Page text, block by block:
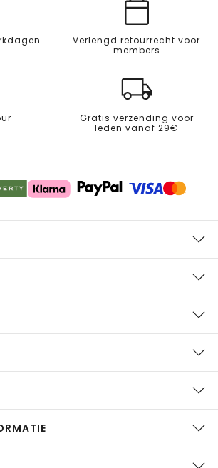
Verlengd retourrecht voor
members
Gratis verzending voor
leden vanaf 29€